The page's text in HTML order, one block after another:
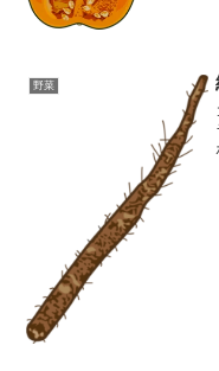
野菜